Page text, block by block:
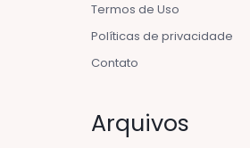
Termos de Uso
Políticas de privacidade
Contato
Arquivos